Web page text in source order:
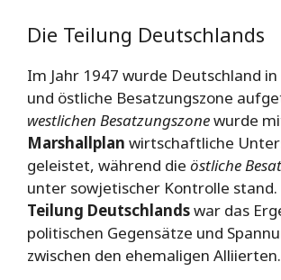
Die Teilung Deutschlands
Im Jahr 1947 wurde Deutschland
und östliche Besatzungszone
westlichen Besatzungszonewurde
Marshallplan wirtschaftliche
geleistet, während die östliche
unter sowjetischer Kontrolle stand.
Teilung Deutschlandswar das
politischen Gegensätze und
zwischen den ehemaligen Alliierten.